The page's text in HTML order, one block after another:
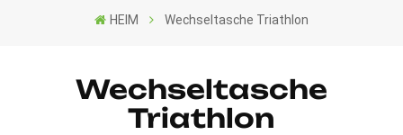
HEIM Wechseltasche Triathlon
Wechseltasche
Triathlon